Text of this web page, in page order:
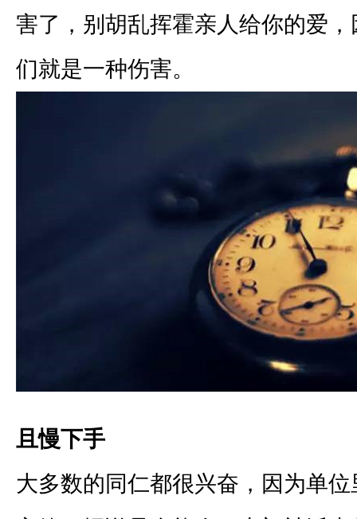
害了，别胡乱挥霍亲人给你的爱
们就是一种伤害。
且慢下手
大多数的同仁都很兴奋，因为单